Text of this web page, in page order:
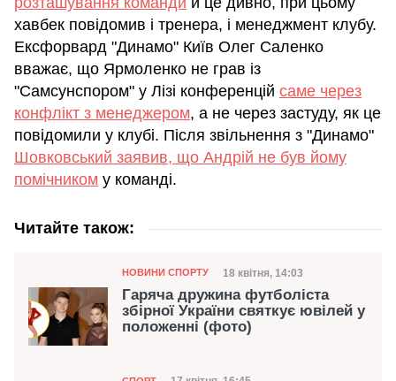
хавбек повідомив і тренера, і менеджмент клубу.
Ексфорвард "Динамо" Київ Олег Саленко
вважає, що Ярмоленко не грав із
"Самсунспором" у Лізі конференцій саме через
конфлікт з менеджером, а не через застуду, як це
повідомили у клубі. Після звільнення з "Динамо"
Шовковський заявив, що Андрій не був йому
помічником у команді.
Читайте також:
Категорія
НОВИНИ СПОРТУ Дата публікації
18 квітня, 14:03
Гаряча дружина футболіста
збірної України святкує ювілей у
положенні (фото)